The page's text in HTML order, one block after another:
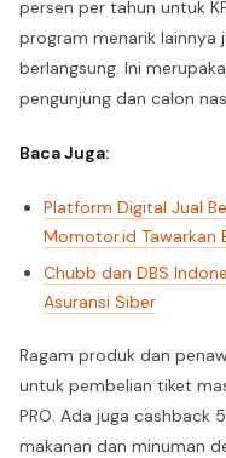
persen per tahun untuk
program menarik lainnya
berlangsung. Ini
pengunjung dan calon
Baca Juga:
Platform Digital Jual
Momotor.id Tawarkan
Chubb dan DBS
Asuransi Siber
Ragam produk dan
untuk pembelian tiket
PRO. Ada juga cashback
makanan dan minuman